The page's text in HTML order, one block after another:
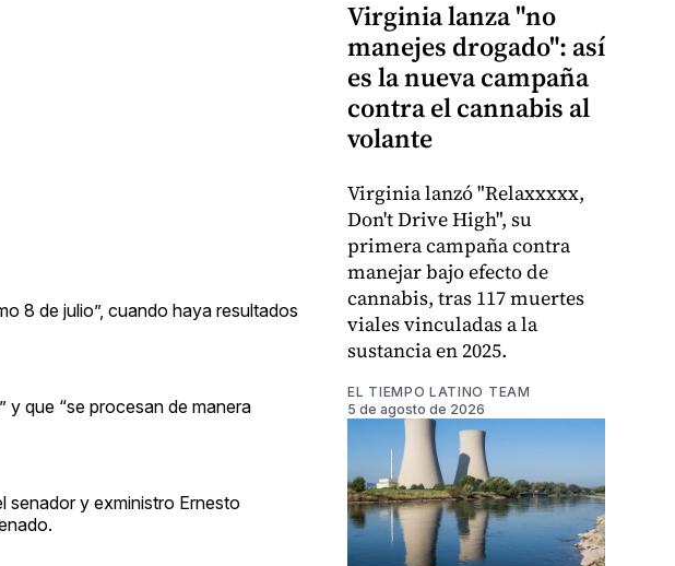
8 de julio”, cuando haya resultados
y que “se procesan de manera
senador y exministro Ernesto
Virginia lanza "no
manejes drogado": así
es la nueva campaña
contra el cannabis al
volante
Virginia lanzó "Relaxxxxx,
Don't Drive High", su
primera campaña contra
manejar bajo efecto de
cannabis, tras 117 muertes
viales vinculadas a la
sustancia en 2025.
EL TIEMPO LATINO TEAM
5 de agosto de 2026